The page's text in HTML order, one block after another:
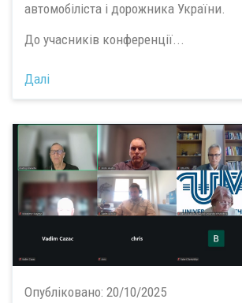
автомобіліста і дорожника України.
До учасників конференції...
Далі
Опубліковано: 20/10/2025